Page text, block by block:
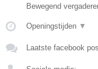
Bewegend
Openingstijden ▼
Laatste facebook